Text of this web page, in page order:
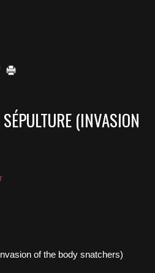
(INVASION